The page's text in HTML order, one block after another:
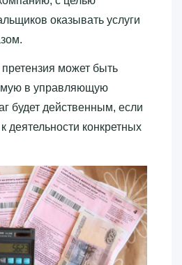
оказывать услуги
может быть
в управляющую
будет действенным, если
деятельности конкретных